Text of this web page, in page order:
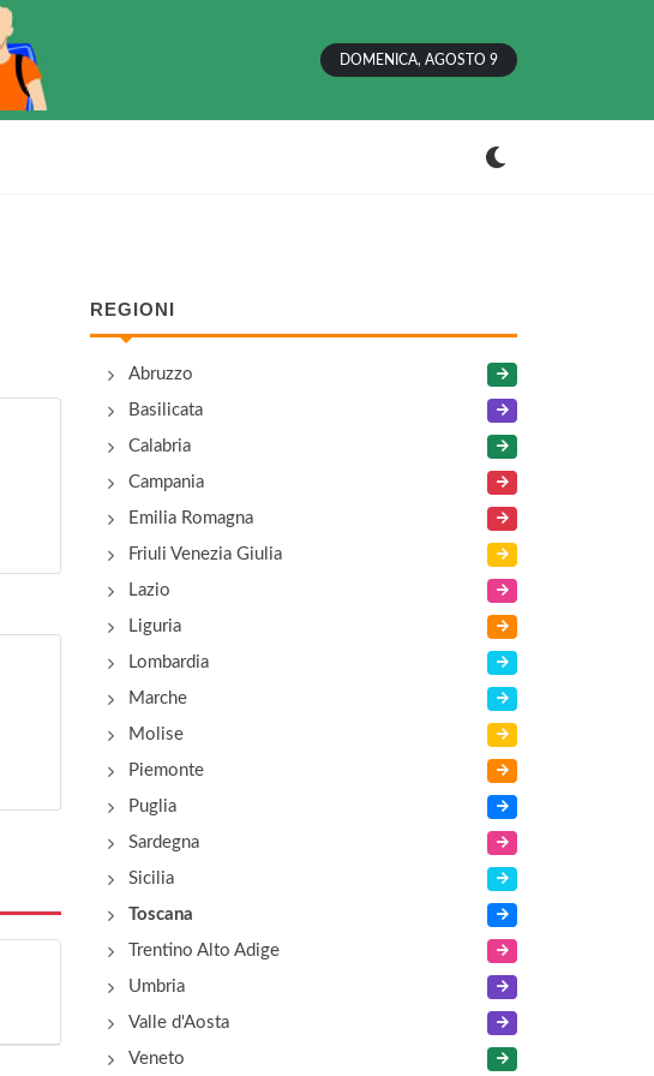
DOMENICA, AGOSTO 9
REGIONI
Abruzzo
Basilicata
Calabria
Campania
Emilia Romagna
Friuli Venezia Giulia
Lazio
Liguria
Lombardia
Marche
Molise
Piemonte
Puglia
Sardegna
Sicilia
Toscana
Trentino Alto Adige
Umbria
Valle d'Aosta
Veneto